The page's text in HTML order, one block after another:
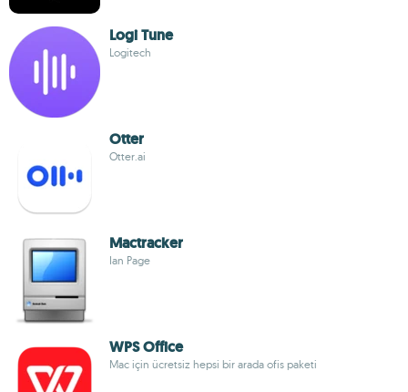
Logi Tune
Logitech
Otter
Otter.ai
Mactracker
Ian Page
WPS Office
Mac için ücretsiz hepsi bir arada ofis paketi